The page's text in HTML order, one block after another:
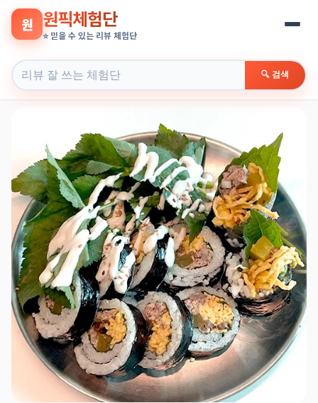
원 원픽체험단
⭐ 믿을 수 있는 리뷰 체험단
🔍 검색